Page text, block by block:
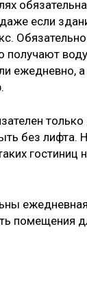
если
получают
ежедневно,
без
помещения